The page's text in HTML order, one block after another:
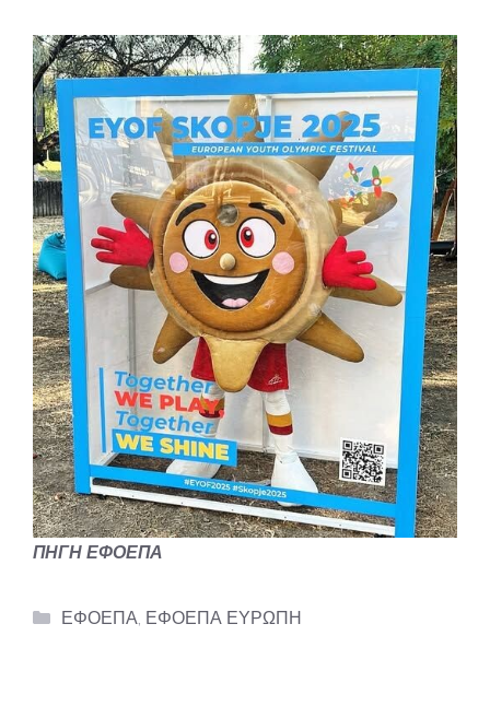
ΠΗΓΗ ΕΦΟΕΠΑ
Categories
ΕΦΟΕΠΑ, ΕΦΟΕΠΑ ΕΥΡΩΠΗ